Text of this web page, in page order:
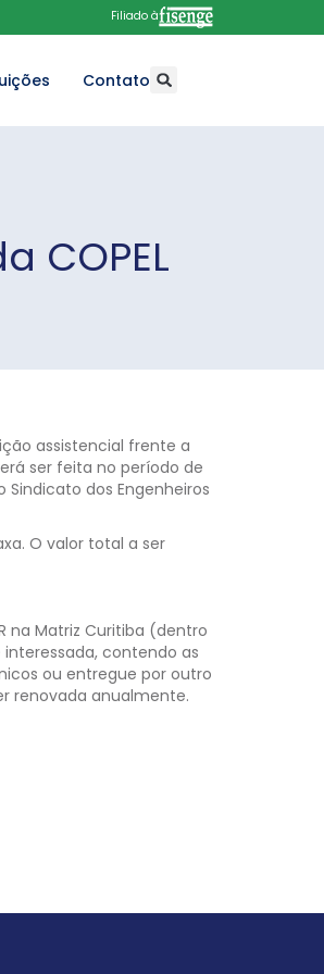
Filiado à
Contato
COPEL
assistencial frente a
ser feita no período de
dos Engenheiros
O valor total a ser
na Matriz Curitiba (dentro
contendo as
ou entregue por outro
renovada anualmente.